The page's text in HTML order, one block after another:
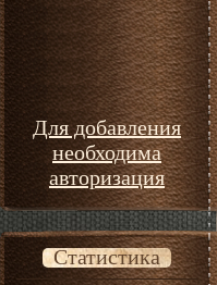
Для добавления
необходима
авторизация
Статистика